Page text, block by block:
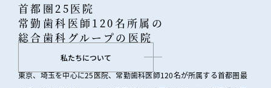
首都圏25医院
常勤歯科医師120名所属の
総合歯科グループの医院
私たちについて
東京、埼玉を中心に25医院、常勤歯科医師120名が所属する首都圏最